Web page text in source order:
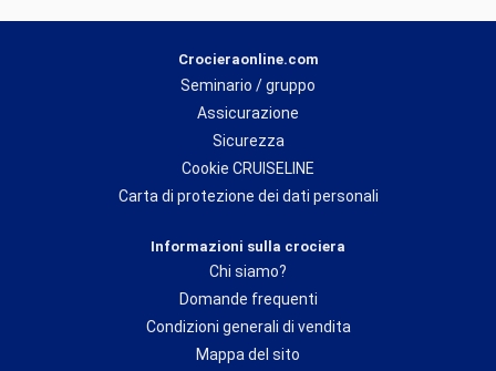
Crocieraonline.com
Seminario / gruppo
Assicurazione
Sicurezza
Cookie CRUISELINE
Carta di protezione dei dati personali
Informazioni sulla crociera
Chi siamo?
Domande frequenti
Condizioni generali di vendita
Mappa del sito